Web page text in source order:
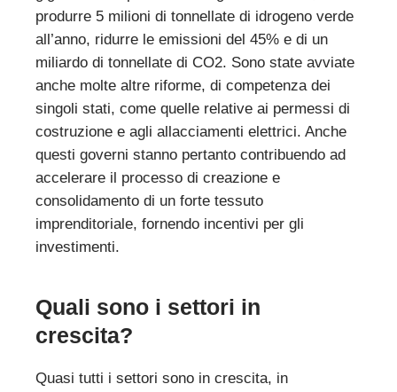
produrre 5 milioni di tonnellate di idrogeno verde
all’anno, ridurre le emissioni del 45% e di un
miliardo di tonnellate di CO2. Sono state avviate
anche molte altre riforme, di competenza dei
singoli stati, come quelle relative ai permessi di
costruzione e agli allacciamenti elettrici. Anche
questi governi stanno pertanto contribuendo ad
accelerare il processo di creazione e
consolidamento di un forte tessuto
imprenditoriale, fornendo incentivi per gli
investimenti.
Quali sono i settori in
crescita?
Quasi tutti i settori sono in crescita, in